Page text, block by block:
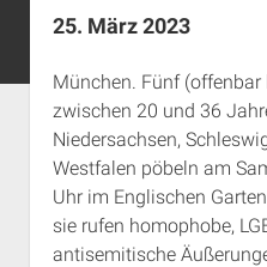
Antifaschistische
Rechte
Das
a.i.d.a. e. V.
25. März 2023
München. Fünf (offenbar
zwischen 20 und 36
Niedersachsen,
Westfalen pöbeln am
Uhr im Englischen
sie rufen homophobe,
antisemitische